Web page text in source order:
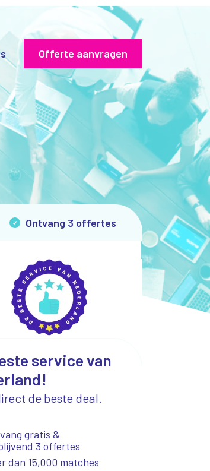
Offerte aanvragen
Ontvang 3 offertes
service van
de beste deal.
gratis &
3 offertes
dan 15,000 matches